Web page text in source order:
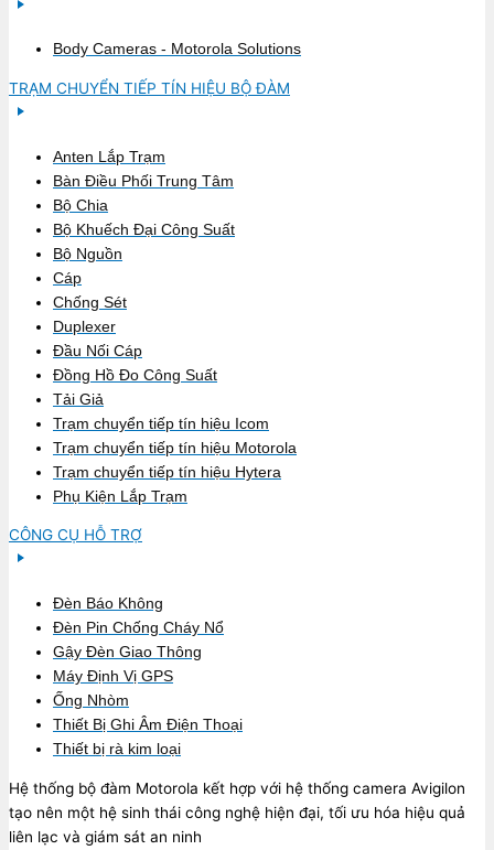
Body Cameras - Motorola Solutions
TRẠM CHUYỂN TIẾP TÍN HIỆU BỘ ĐÀM
Anten Lắp Trạm
Bàn Điều Phối Trung Tâm
Bộ Chia
Bộ Khuếch Đại Công Suất
Bộ Nguồn
Cáp
Chống Sét
Duplexer
Đầu Nối Cáp
Đồng Hồ Đo Công Suất
Tải Giả
Trạm chuyển tiếp tín hiệu Icom
Trạm chuyển tiếp tín hiệu Motorola
Trạm chuyển tiếp tín hiệu Hytera
Phụ Kiện Lắp Trạm
CÔNG CỤ HỖ TRỢ
Đèn Báo Không
Đèn Pin Chống Cháy Nổ
Gậy Đèn Giao Thông
Máy Định Vị GPS
Ống Nhòm
Thiết Bị Ghi Âm Điện Thoại
Thiết bị rà kim loại
Hệ thống bộ đàm Motorola kết hợp với hệ thống camera Avigilon
tạo nên một hệ sinh thái công nghệ hiện đại, tối ưu hóa hiệu quả
liên lạc và giám sát an ninh